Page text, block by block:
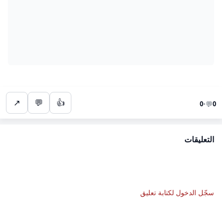
0•💬0
👍
💬
↗
التعليقات
سجّل الدخول لكتابة تعليق